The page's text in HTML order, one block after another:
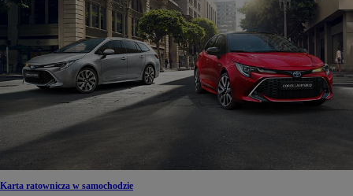
Karta ratownicza w samochodzie